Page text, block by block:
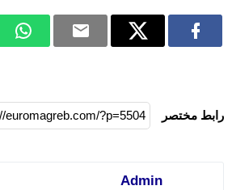
رابط مختصر
Admin